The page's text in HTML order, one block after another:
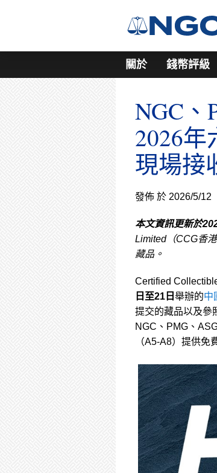
關於 錢幣評級
NGC、
2026
現場接
發佈 於 2026/5/12
本文資訊更新於
Limited（CCG香
藏品。
Certified
日至21日 舉辦的中
提交的藏品以及參
NGC、PMG、
（A5-A8）提供免